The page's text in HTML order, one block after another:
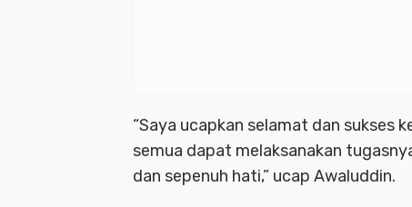
“Saya ucapkan selamat dan sukses
semua dapat melaksanakan
dan sepenuh hati,” ucap Awaluddin.